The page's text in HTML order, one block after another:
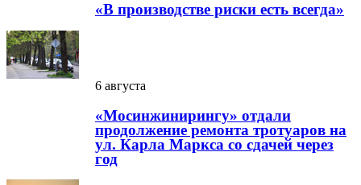
«В производстве риски есть всегда»
6 августа
«Мосинжинирингу» отдали
продолжение ремонта тротуаров на
ул. Карла Маркса со сдачей через
год